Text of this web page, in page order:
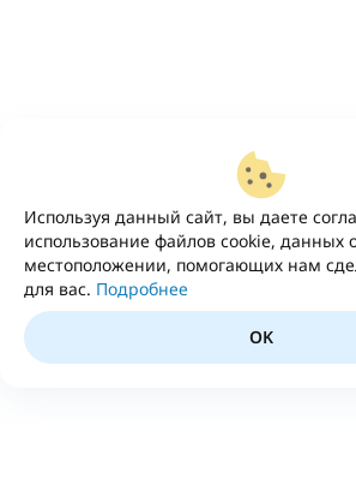
Используя данный сайт, вы даете
использование файлов cookie, данных
местоположении, помогающих нам
для вас. Подробнее
OK